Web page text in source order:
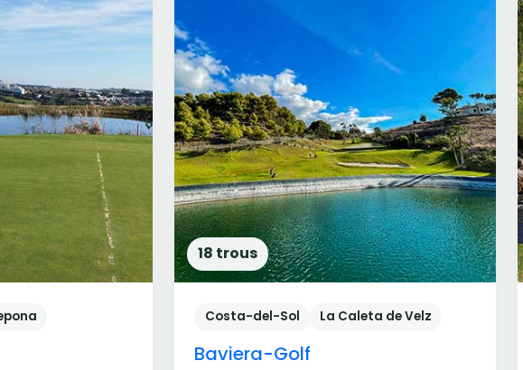
18 trous
Costa-del-Sol La Caleta de Velz
Baviera-Golf